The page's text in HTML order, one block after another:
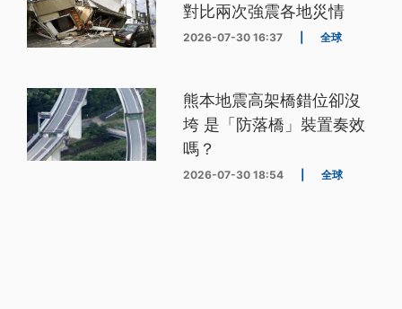
對比兩次強震各地災情
2026-07-30 16:37 全球
熊本地震高架橋錯位卻沒
垮 是「防落橋」裝置奏效
嗎？
2026-07-30 18:54 全球